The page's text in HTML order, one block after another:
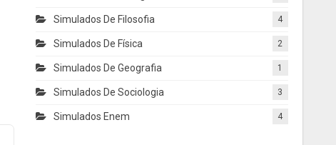
Simulados De Filosofia 4
Simulados De Física 2
Simulados De Geografia 1
Simulados De Sociologia 3
Simulados Enem 4